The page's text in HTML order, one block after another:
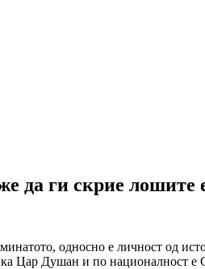
да ги скрие лошите
односно e личност од
Цар Душан и по националност е